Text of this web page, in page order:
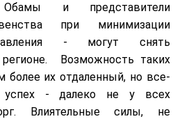
Обамы и представители
при минимизации
- могут снять
Возможность таких
более их отдаленный, но все-
успех - далеко не у всех
Влиятельные силы, не